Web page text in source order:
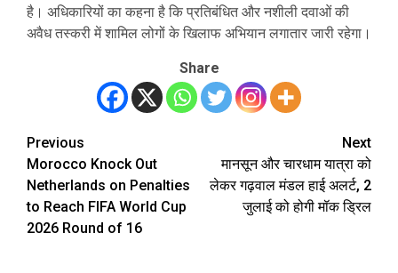
है। अधिकारियों का कहना है कि प्रतिबंधित और नशीली दवाओं की
अवैध तस्करी में शामिल लोगों के खिलाफ अभियान लगातार जारी रहेगा।
Share
Post
navigation
Previous
Morocco Knock Out
Netherlands on Penalties
to Reach FIFA World Cup
2026 Round of 16
Next
मानसून और चारधाम यात्रा को
लेकर गढ़वाल मंडल हाई अलर्ट, 2
जुलाई को होगी मॉक ड्रिल